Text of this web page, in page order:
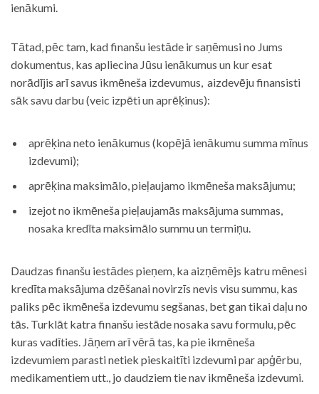
ienākumi.
Tātad, pēc tam, kad finanšu iestāde ir saņēmusi no Jums
dokumentus, kas apliecina Jūsu ienākumus un kur esat
norādījis arī savus ikmēneša izdevumus, aizdevēju finansisti
sāk savu darbu (veic izpēti un aprēķinus):
aprēķina neto ienākumus (kopējā ienākumu summa mīnus
izdevumi);
aprēķina maksimālo, pieļaujamo ikmēneša maksājumu;
izejot no ikmēneša pieļaujamās maksājuma summas,
nosaka kredīta maksimālo summu un termiņu.
Daudzas finanšu iestādes pieņem, ka aizņēmējs katru mēnesi
kredīta maksājuma dzēšanai novirzīs nevis visu summu, kas
paliks pēc ikmēneša izdevumu segšanas, bet gan tikai daļu no
tās. Turklāt katra finanšu iestāde nosaka savu formulu, pēc
kuras vadīties. Jāņem arī vērā tas, ka pie ikmēneša
izdevumiem parasti netiek pieskaitīti izdevumi par apģērbu,
medikamentiem utt., jo daudziem tie nav ikmēneša izdevumi.